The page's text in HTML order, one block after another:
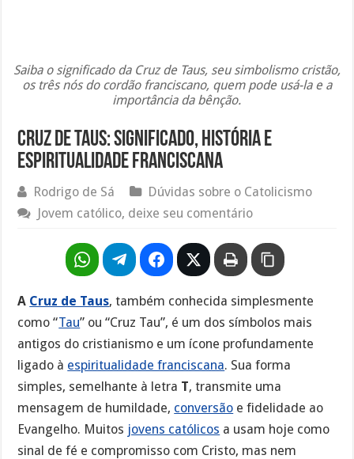
Saiba o significado da Cruz de Taus, seu simbolismo cristão,
os três nós do cordão franciscano, quem pode usá-la e a
importância da bênção.
Cruz de Taus: Significado, História e
Espiritualidade Franciscana
Rodrigo de Sá
Dúvidas sobre o Catolicismo
Jovem católico, deixe seu comentário
A Cruz de Taus, também conhecida simplesmente
como “Tau” ou “Cruz Tau”, é um dos símbolos mais
antigos do cristianismo e um ícone profundamente
ligado à espiritualidade franciscana. Sua forma
simples, semelhante à letra T, transmite uma
mensagem de humildade, conversão e fidelidade ao
Evangelho. Muitos jovens católicos a usam hoje como
sinal de fé e compromisso com Cristo, mas nem